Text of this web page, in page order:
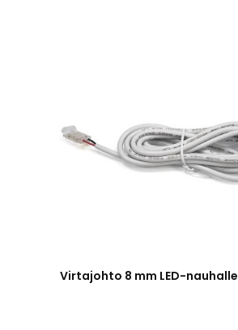
Virtajohto 8 mm LED-nauhalle